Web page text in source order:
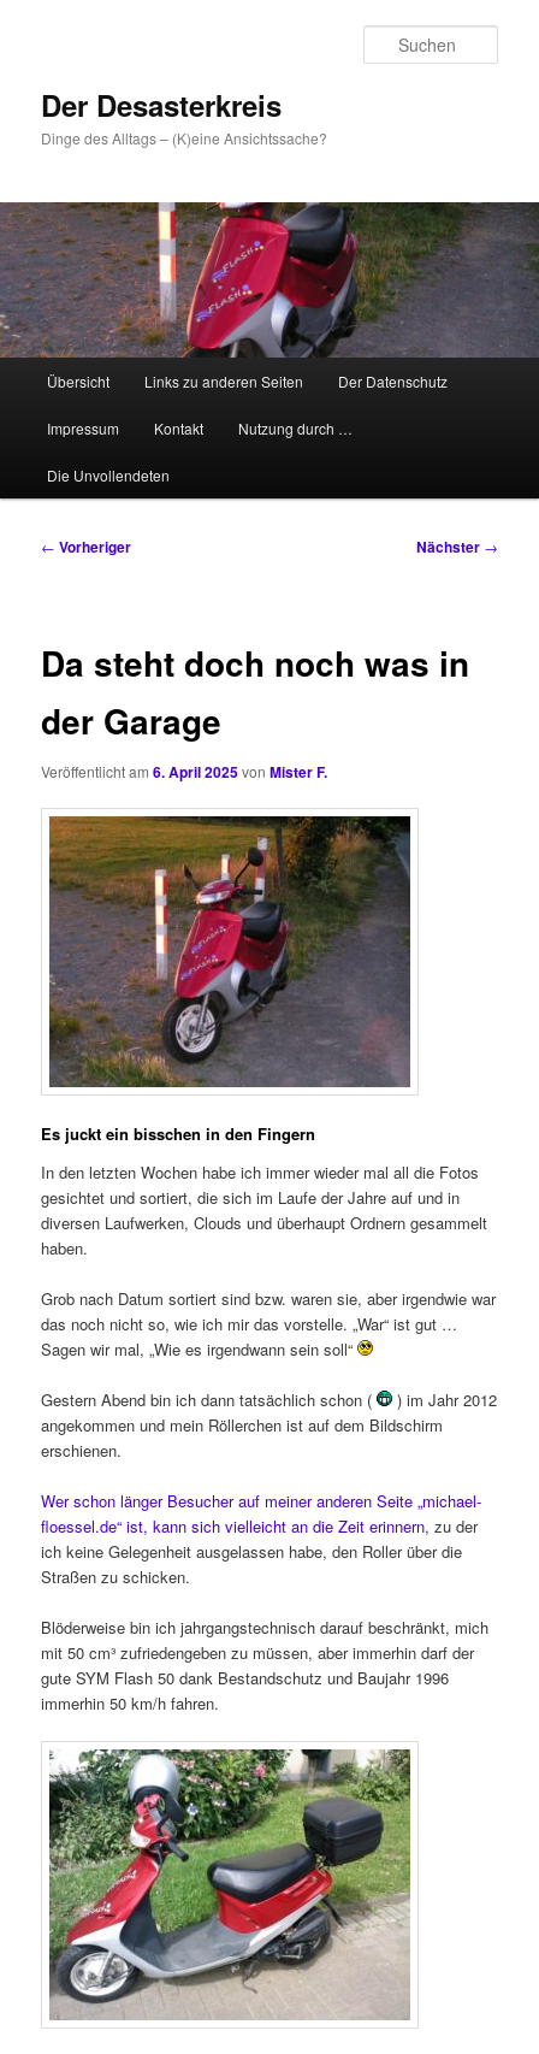
Der Desasterkreis
Dinge des Alltags – (K)eine Ansichtssache?
HauptmenüÜbersicht Links zu anderen Seiten Der Datenschutz
Impressum Kontakt Nutzung durch …
Die Unvollendeten
Beitragsnavigation
← Vorheriger Nächster →
Da steht doch noch was in
der Garage
Veröffentlicht am6. April 2025vonMister F.
Es juckt ein bisschen in den Fingern
In den letzten Wochen habe ich immer wieder mal all die Fotos
gesichtet und sortiert, die sich im Laufe der Jahre auf und in
diversen Laufwerken, Clouds und überhaupt Ordnern gesammelt
haben.
Grob nach Datum sortiert sind bzw. waren sie, aber irgendwie war
das noch nicht so, wie ich mir das vorstelle. „War“ ist gut …
Sagen wir mal, „Wie es irgendwann sein soll“
Gestern Abend bin ich dann tatsächlich schon (
) im Jahr 2012
angekommen und mein Röllerchen ist auf dem Bildschirm
erschienen.
Wer schon länger Besucher auf meiner anderen Seite „michael-
floessel.de“ ist, kann sich vielleicht an die Zeit erinnern, zu der
ich keine Gelegenheit ausgelassen habe, den Roller über die
Straßen zu schicken.
Blöderweise bin ich jahrgangstechnisch darauf beschränkt, mich
mit 50 cm³ zufriedengeben zu müssen, aber immerhin darf der
gute SYM Flash 50 dank Bestandschutz und Baujahr 1996
immerhin 50 km/h fahren.